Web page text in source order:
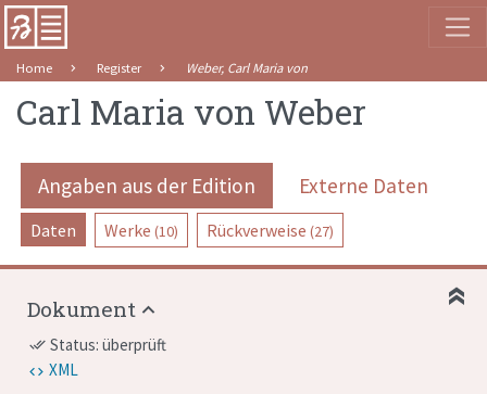
Home Register Weber, Carl Maria von
Carl Maria von Weber
Angaben aus der Edition Externe Daten
Daten Werke (10) Rückverweise (27)
Dokument
done_all Status: überprüft
XML